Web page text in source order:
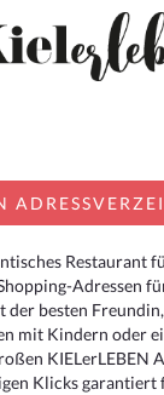
Restaurant
Adressen
der besten
mit Kindern oder
KIELerLEBEN
Klicks